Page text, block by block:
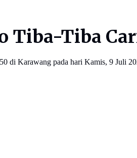
Tiba-Tiba
di Karawang pada hari Kamis, 9 Juli